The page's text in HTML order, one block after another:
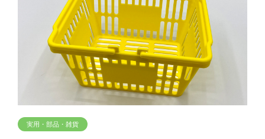
実用・部品・雑貨